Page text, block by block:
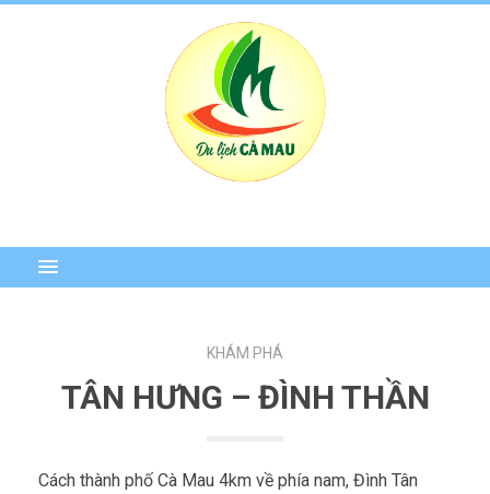
KHÁM PHÁ
TÂN HƯNG – ĐÌNH THẦN
Cách thành phố Cà Mau 4km về phía nam, Đình Tân